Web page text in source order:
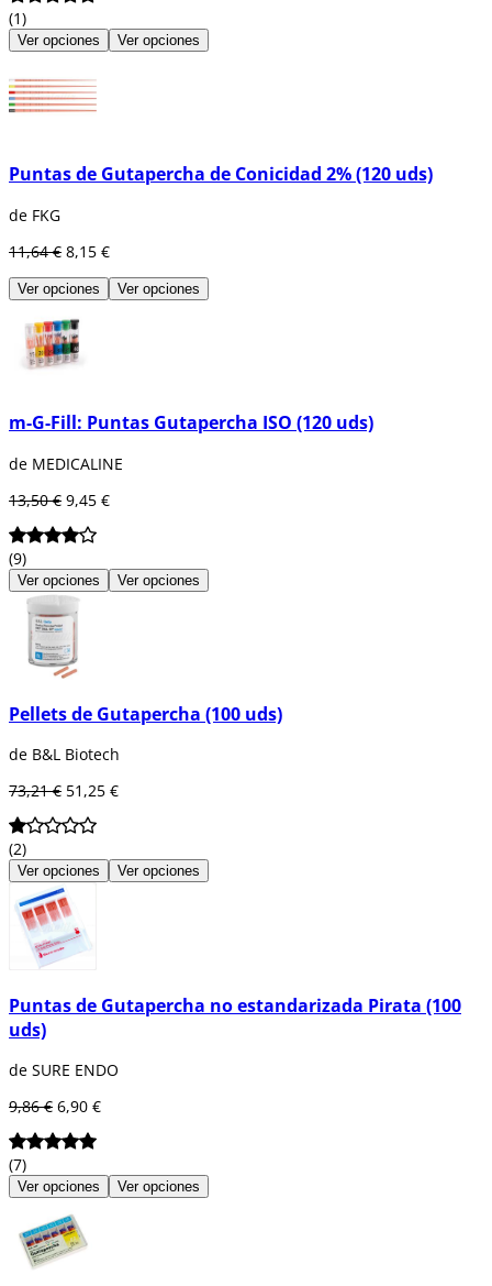
(1)
Ver opciones Ver opciones
Puntas de Gutapercha de Conicidad 2% (120 uds)
de FKG
11,64 € 8,15 €
Ver opciones Ver opciones
m-G-Fill: Puntas Gutapercha ISO (120 uds)
de MEDICALINE
13,50 € 9,45 €
(9)
Ver opciones Ver opciones
Pellets de Gutapercha (100 uds)
de B&L Biotech
73,21 € 51,25 €
(2)
Ver opciones Ver opciones
Puntas de Gutapercha no estandarizada Pirata (100
uds)
de SURE ENDO
9,86 € 6,90 €
(7)
Ver opciones Ver opciones